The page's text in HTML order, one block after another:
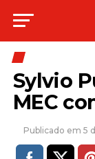
Sylvio
MEC
5